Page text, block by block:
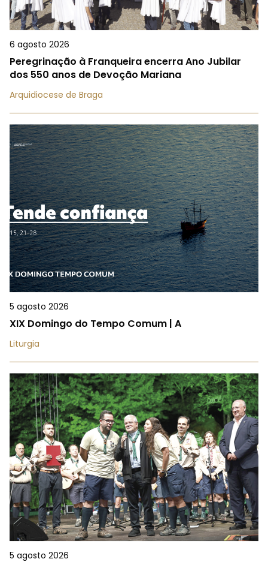
6 agosto 2026
Peregrinação à Franqueira encerra Ano Jubilar
dos 550 anos de Devoção Mariana
Arquidiocese de Braga
5 agosto 2026
XIX Domingo do Tempo Comum | A
Liturgia
5 agosto 2026